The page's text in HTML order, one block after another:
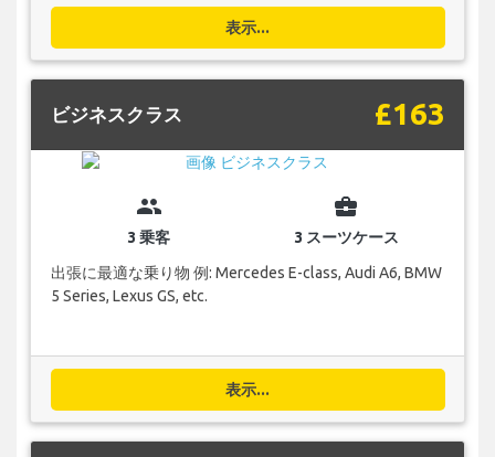
表示...
ビジネスクラス £163
group
3 乗客
business_center
3 スーツケース
出張に最適な乗り物 例: Mercedes E-class, Audi A6, BMW
5 Series, Lexus GS, etc.
表示...